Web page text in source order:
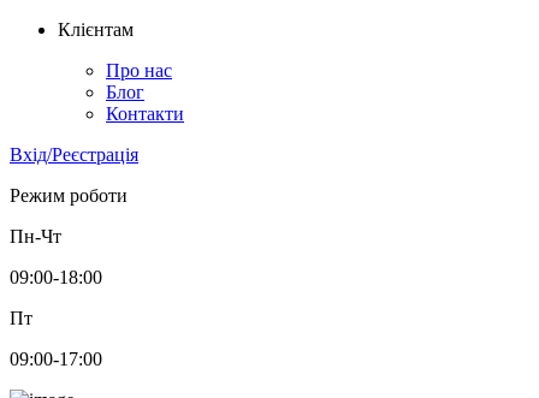
Клієнтам
Про нас
Блог
Контакти
Вхід/Реєстрація
Режим роботи
Пн-Чт
09:00-18:00
Пт
09:00-17:00